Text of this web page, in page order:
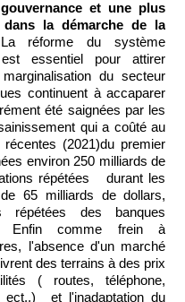
et une plus
la démarche de la
réforme du système
essentiel pour attirer
du secteur
continuent à accaparer
été saignées par les
qui a coûté au
(2021)du premier
environ 250 milliards de
répétées durant les
65 milliards de dollars,
répétées des banques
comme frein à
l'absence d'un marché
des terrains à des prix
( routes, téléphone,
ect..) et l'inadaptation du